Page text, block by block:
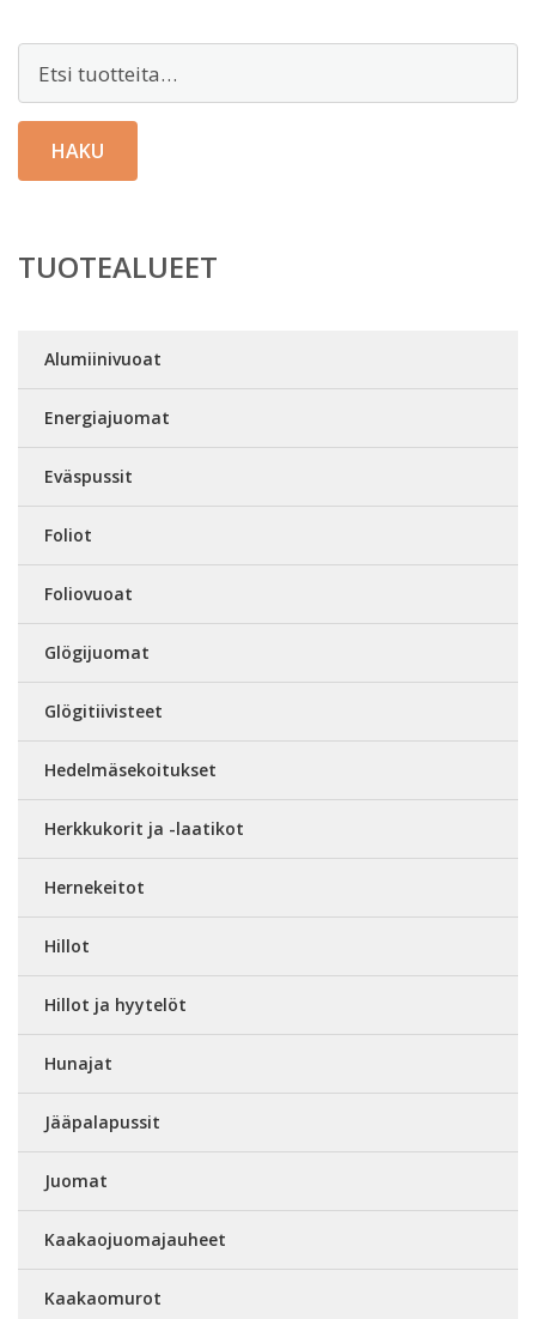
HAKU
TUOTEALUEET
Alumiinivuoat
Energiajuomat
Eväspussit
Foliot
Foliovuoat
Glögijuomat
Glögitiivisteet
Hedelmäsekoitukset
Herkkukorit ja -laatikot
Hernekeitot
Hillot
Hillot ja hyytelöt
Hunajat
Jääpalapussit
Juomat
Kaakaojuomajauheet
Kaakaomurot